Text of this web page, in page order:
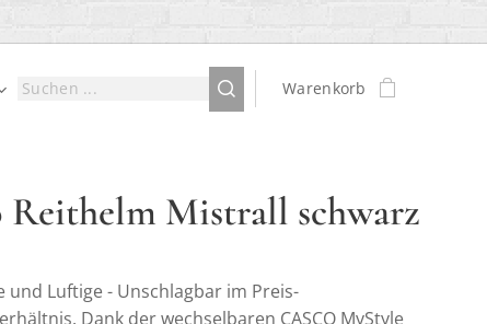
Warenkorb
Reithelm Mistrall schwarz
und Luftige - Unschlagbar im Preis-
Dank der wechselbaren CASCO MyStyle